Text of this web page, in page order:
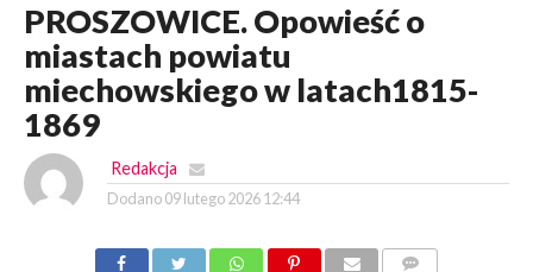
PROSZOWICE. Opowieść o
miastach powiatu
miechowskiego w latach1815-
1869
Redakcja
Dodano 09 lutego 2026 12:44